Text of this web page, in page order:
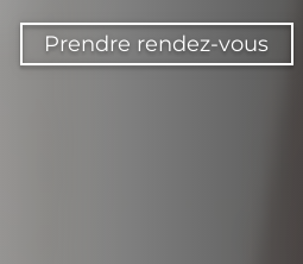
Prendre rendez-vous